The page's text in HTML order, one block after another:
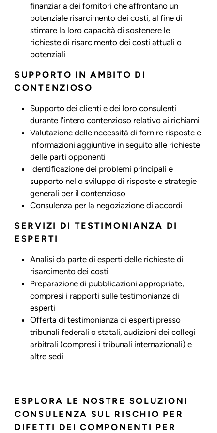
ESPLORA LE NOSTRE SOLUZIONI
CONSULENZA SUL RISCHIO PER
DIFETTI DEI COMPONENTI PER
finanziaria dei fornitori che affrontano un
potenziale risarcimento dei costi, al fine di
stimare la loro capacità di sostenere le
richieste di risarcimento dei costi attuali o
potenziali
SUPPORTO IN AMBITO DI
CONTENZIOSO
Supporto dei clienti e dei loro consulenti
durante l'intero contenzioso relativo ai richiami
Valutazione delle necessità di fornire risposte e
informazioni aggiuntive in seguito alle richieste
delle parti opponenti
Identificazione dei problemi principali e
supporto nello sviluppo di risposte e strategie
generali per il contenzioso
Consulenza per la negoziazione di accordi
SERVIZI DI TESTIMONIANZA DI
ESPERTI
Analisi da parte di esperti delle richieste di
risarcimento dei costi
Preparazione di pubblicazioni appropriate,
compresi i rapporti sulle testimonianze di
esperti
Offerta di testimonianza di esperti presso
tribunali federali o statali, audizioni dei collegi
arbitrali (compresi i tribunali internazionali) e
altre sedi